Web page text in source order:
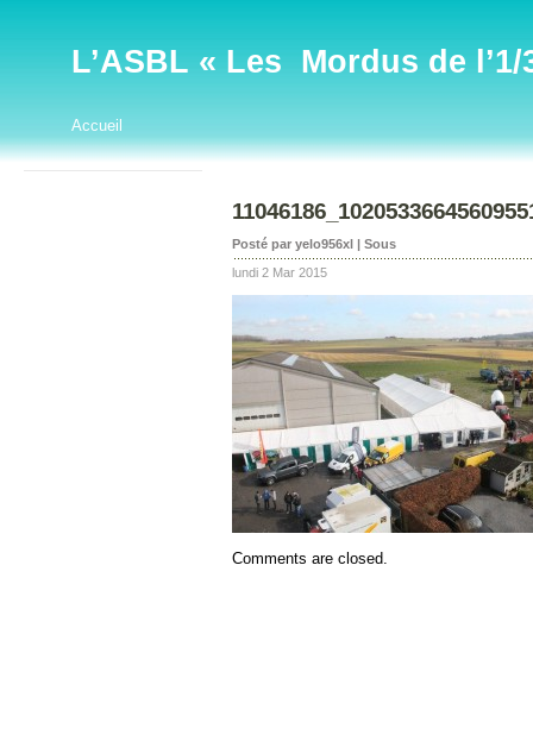
L’ASBL « Les Mordus de l’1/
Accueil
Posté par yelo956xl | Sous
lundi 2 Mar 2015
Comments are closed.